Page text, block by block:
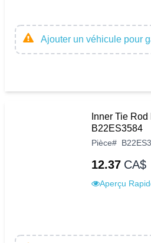
Ajouter un véhicule pour
Inner Tie
B22ES3584
Pièce#
12.37 CA$
Aperçu